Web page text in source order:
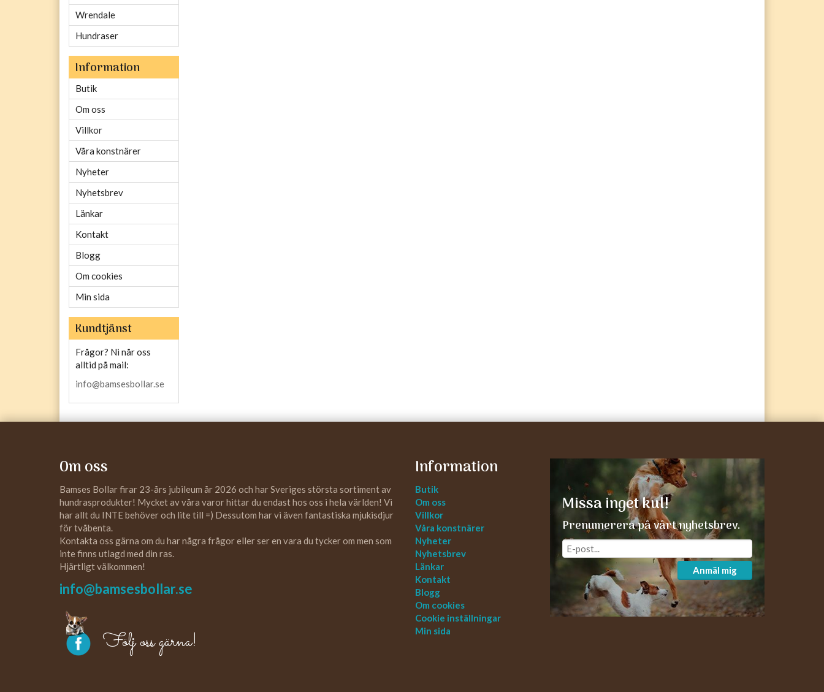
Wrendale
Hundraser
Information
Butik
Om oss
Villkor
Våra konstnärer
Nyheter
Nyhetsbrev
Länkar
Kontakt
Blogg
Om cookies
Min sida
Kundtjänst
Frågor? Ni når oss
alltid på mail:
info@bamsesbollar.se
Missa inget kul!
Prenumerera på vårt nyhetsbrev.
Anmäl mig
Information
Butik
Om oss
Villkor
Våra konstnärer
Nyheter
Nyhetsbrev
Länkar
Kontakt
Blogg
Om cookies
Cookie inställningar
Min sida
Om oss
Bamses Bollar firar 23-års jubileum år 2026 och har Sveriges största sortiment av
hundrasprodukter! Mycket av våra varor hittar du endast hos oss i hela världen! Vi
har allt du INTE behöver och lite till =) Dessutom har vi även fantastiska mjukisdjur
för tvåbenta.
Kontakta oss gärna om du har några frågor eller ser en vara du tycker om men som
inte finns utlagd med din ras.
Hjärtligt välkommen!
info@bamsesbollar.se
Följ oss gärna!